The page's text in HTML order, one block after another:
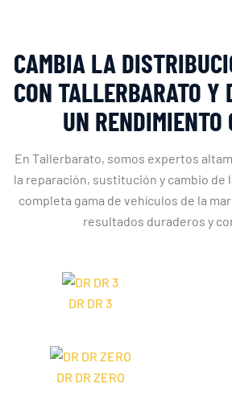
CAMBIA LA
CON TALLERBARATO Y
UN RENDIMIENTO
En Tallerbarato, somos expertos
la reparación, sustitución y cambio de
completa gama de vehículos de la
resultados duraderos y
DR DR 3
DR DR ZERO